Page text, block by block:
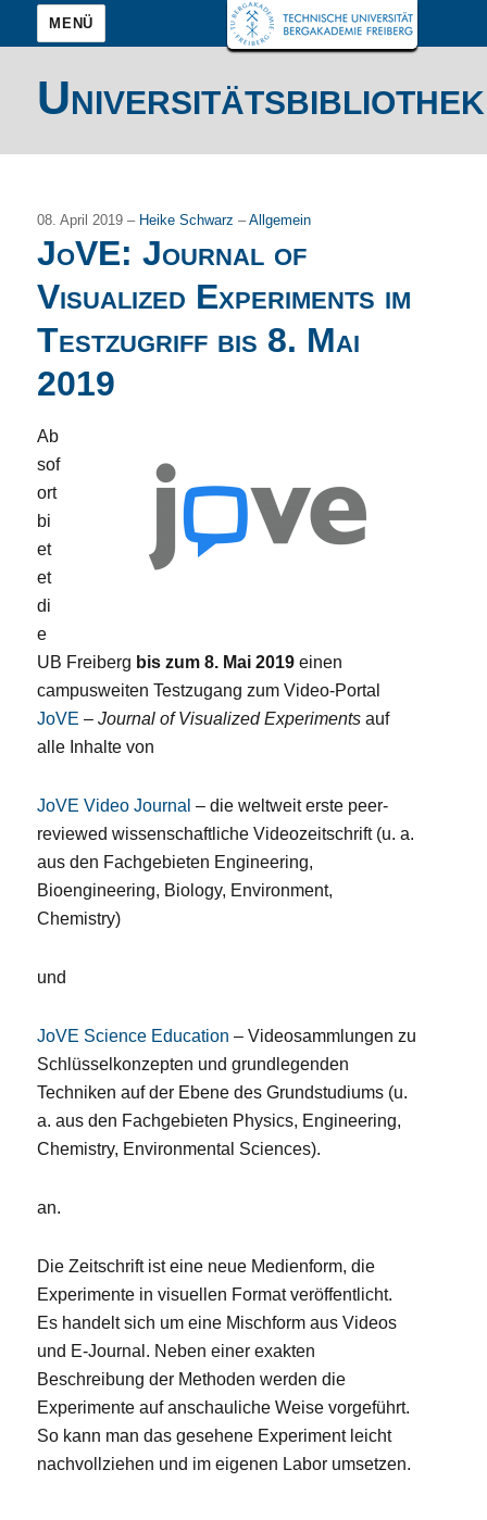
MENÜ
Universitätsbibliothek
08. April 2019 – Heike Schwarz–Allgemein
JoVE: Journal of
Visualized Experiments im
Testzugriff bis 8. Mai
2019
Ab
sof
ort
bi
et
et
di
e
UB Freiberg bis zum 8. Mai 2019 einen
campusweiten Testzugang zum Video-Portal
JoVE – Journal of Visualized Experiments auf
alle Inhalte von
JoVE Video Journal – die weltweit erste peer-
reviewed wissenschaftliche Videozeitschrift (u. a.
aus den Fachgebieten Engineering,
Bioengineering, Biology, Environment,
Chemistry)
und
JoVE Science Education – Videosammlungen zu
Schlüsselkonzepten und grundlegenden
Techniken auf der Ebene des Grundstudiums (u.
a. aus den Fachgebieten Physics, Engineering,
Chemistry, Environmental Sciences).
an.
Die Zeitschrift ist eine neue Medienform, die
Experimente in visuellen Format veröffentlicht.
Es handelt sich um eine Mischform aus Videos
und E-Journal. Neben einer exakten
Beschreibung der Methoden werden die
Experimente auf anschauliche Weise vorgeführt.
So kann man das gesehene Experiment leicht
nachvollziehen und im eigenen Labor umsetzen.